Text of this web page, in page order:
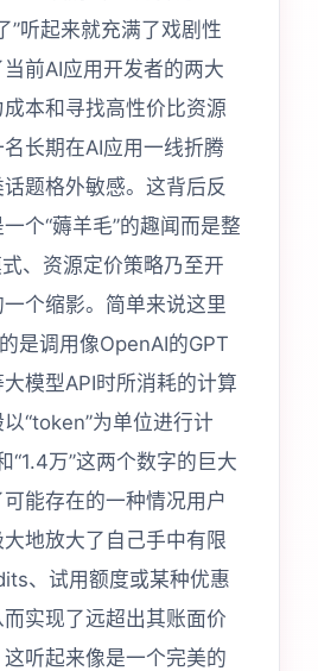
”听起来就充满了戏剧性
前AI应用开发者的两大
本和寻找高性价比资源
长期在AI应用一线折腾
题格外敏感。这背后反
个“薅羊毛”的趣闻而是整
、资源定价策略乃至开
个缩影。简单来说这里
是调用像OpenAI的GPT
模型API时所消耗的计算
“token”为单位进行计
“1.4万”这两个数字的巨大
能存在的一种情况用户
地放大了自己手中有限
、试用额度或某种优惠
实现了远超出其账面价
听起来像是一个完美的